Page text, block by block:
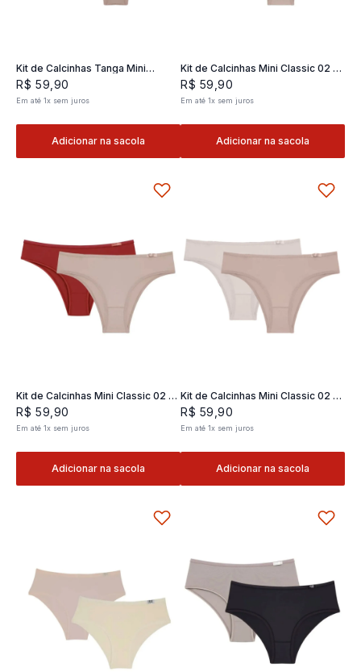
Kit de Calcinhas Tanga Mini
Classic 02- 2 und
R$ 59 90
Em até1x sem juros
Adicionar na sacola
Kit de Calcinhas Mini Classic 02 -
2 und
R$ 59 ,90
Em até 1x sem juros
Adicionar na sacola
Kit de Calcinhas Mini Classic 02 -
2 und
R$ 59 90
Em até1x sem juros
Adicionar na sacola
Kit de Calcinhas Mini Classic 02 -
2 und
R$ 59 ,90
Em até 1x sem juros
Adicionar na sacola